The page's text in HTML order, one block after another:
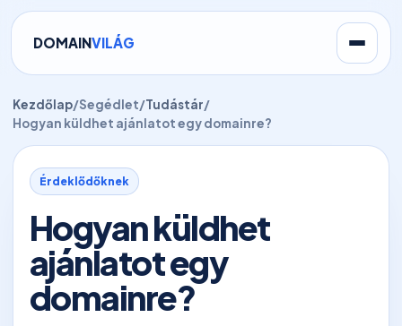
DOMAINVILÁG
Kezdőlap/Segédlet/Tudástár/
Hogyan küldhet ajánlatot egy domainre?
Érdeklődőknek
Hogyan küldhet
ajánlatot egy
domainre?